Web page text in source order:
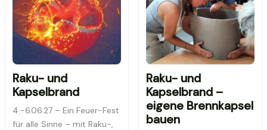
Raku- und
Kapselbrand
4.-6.06.27 – Ein Feuer-Fest
für alle Sinne – mit Raku-,
Raku- und
Kapselbrand –
eigene Brennkapsel
bauen